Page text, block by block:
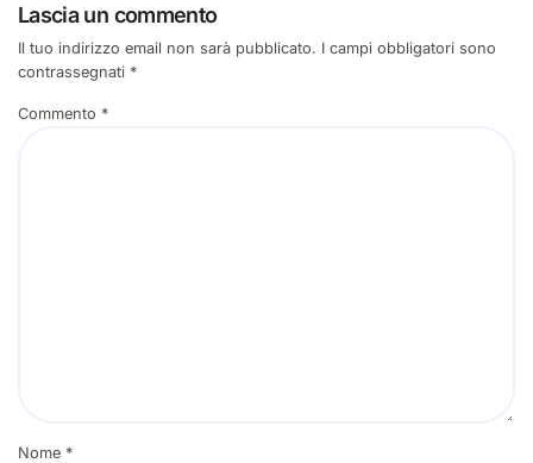
Lascia un commento
Il tuo indirizzo email non sarà pubblicato. I campi obbligatori sono
contrassegnati *
Commento *
Nome *